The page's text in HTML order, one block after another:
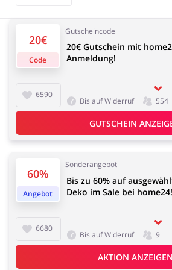
Essen & Trinken
Kfz
GUTSCHEIN
20€
Code
Gutscheincode
6590
20€ Gutschein mit
Anmeldung!
Bis auf Widerruf 554
GUTSCHEIN
60%
Angebot
Sonderangebot
6680
Bis zu 60% auf
Deko im Sale bei home24!
Bis auf Widerruf 9
AKTION ANZEIGEN